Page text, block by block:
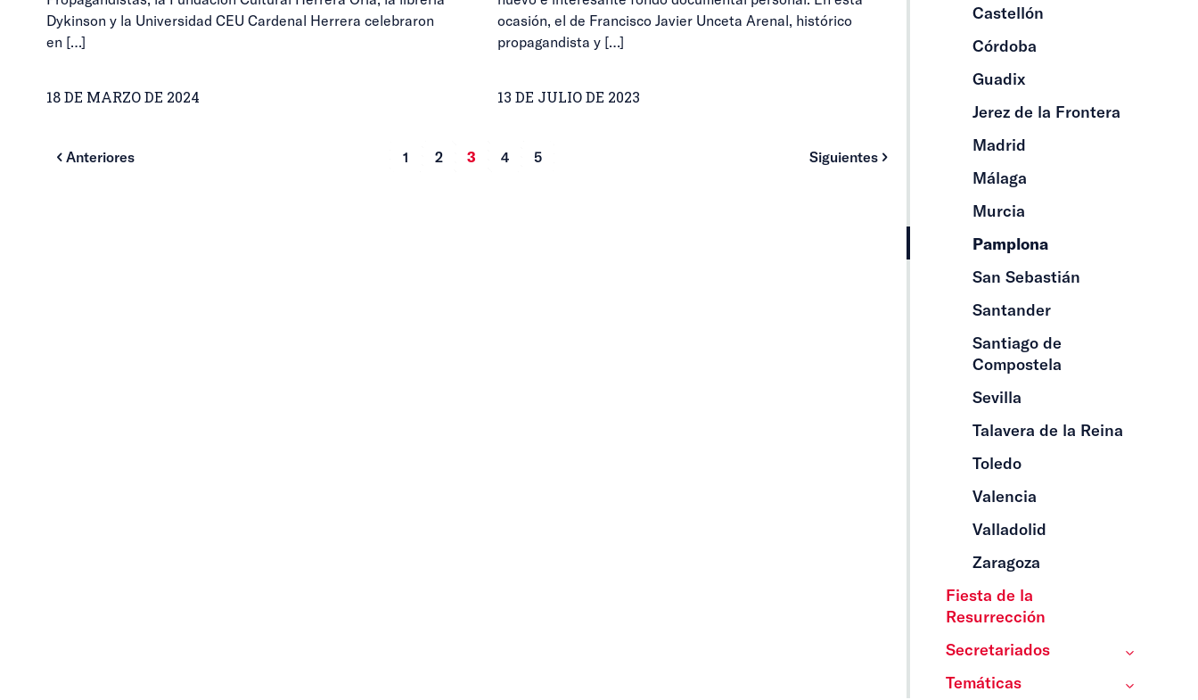
Dykinson y la Universidad CEU Cardenal Herrera celebraron
en […]
18 DE MARZO DE 2024
ocasión, el de Francisco Javier Unceta Arenal, histórico
propagandista y […]
13 DE JULIO DE 2023
Anteriores 1 2 3 4 5 Siguientes
Castellón
Córdoba
Guadix
Jerez de la Frontera
Madrid
Málaga
Murcia
Pamplona
San Sebastián
Santander
Santiago de
Compostela
Sevilla
Talavera de la Reina
Toledo
Valencia
Valladolid
Zaragoza
Fiesta de la
Resurrección
Secretariados
Temáticas